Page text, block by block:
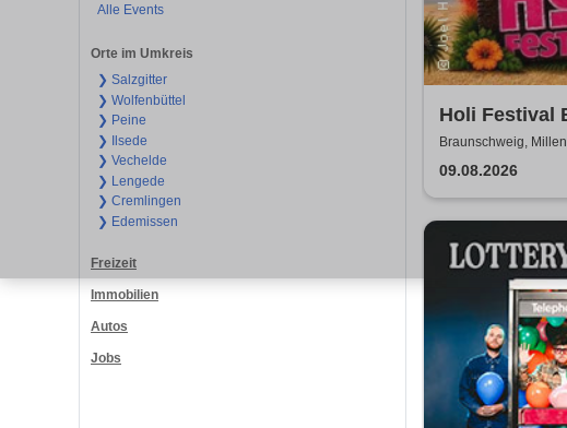
Alle Events
Orte im Umkreis
❯ Salzgitter
❯ Wolfenbüttel
❯ Peine
❯ Ilsede
❯ Vechelde
❯ Lengede
❯ Cremlingen
❯ Edemissen
Freizeit
Immobilien
Autos
Jobs
Holi Festival
Braunschweig,
09.08.2026